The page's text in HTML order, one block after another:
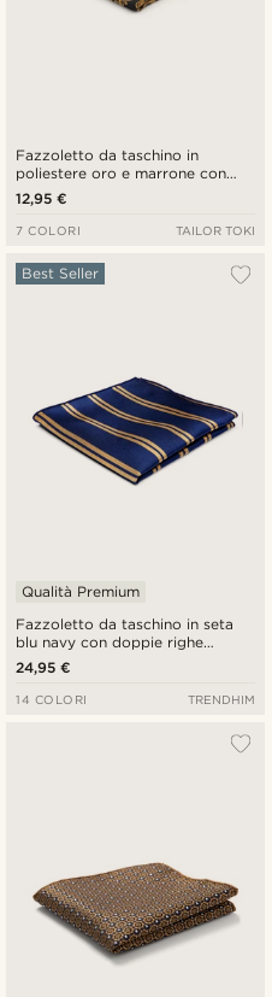
Fazzoletto da taschino in
poliestere oro e marrone con
fantasia Paisley
12,95 €
7 COLORI TAILOR TOKI
Fazzoletto da taschino in seta
blu navy con doppie righe
dorate
Best Seller
Qualità Premium
24,95 €
14 COLORI TRENDHIM